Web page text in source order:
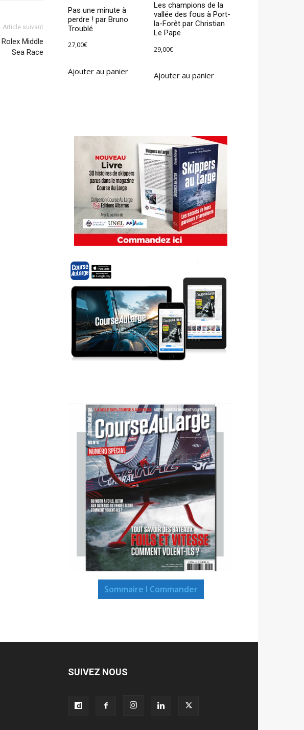
Article suivant
Middle
Sea Race
Pas une minute à
perdre ! par Bruno
Troublé
27,00€
Ajouter au panier
Les champions de la
vallée des fous à Port-
la-Forêt par Christian
Le Pape
29,00€
Ajouter au panier
Sommaire I Commander
SUIVEZ NOUS